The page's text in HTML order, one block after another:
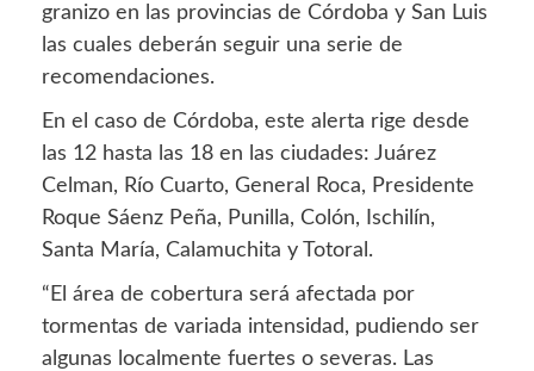
granizo en las provincias de Córdoba y San Luis
las cuales deberán seguir una serie de
recomendaciones.
En el caso de Córdoba, este alerta rige desde
las 12 hasta las 18 en las ciudades: Juárez
Celman, Río Cuarto, General Roca, Presidente
Roque Sáenz Peña, Punilla, Colón, Ischilín,
Santa María, Calamuchita y Totoral.
“El área de cobertura será afectada por
tormentas de variada intensidad, pudiendo ser
algunas localmente fuertes o severas. Las